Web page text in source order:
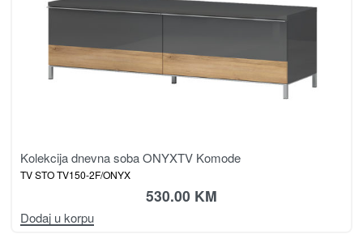
Kolekcija dnevna soba ONYXTV Komode
TV STO TV150-2F/ONYX
530.00 KM
Dodaj u korpu